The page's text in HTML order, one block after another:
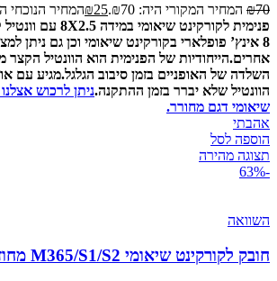
₪70 המחיר המקורי היה: ₪70. ₪25
המחיר הנוכחי הוא:
פנימית לקורקינט שיאומי במידה 8X2.5 עם וונטיל קצר.
8 אינץ’ פופלארי בקורקינט שיאומי וכן גם ניתן
אחרים.הייחודיות של הפנימית הוא הוונטיל
השלדה של האופניים בזמן סיבוב הגלגל.מגיע עם
הוונטיל שלא יברר בזמן ההתקנה.ניתן לרכוש
שיאומי דגם מחורר.
אהבתי
הוספה לסל
תצוגה מהירה
-63%
השוואה
חובק לקורקינט שיאומי M365/S1/S2 מחוזק